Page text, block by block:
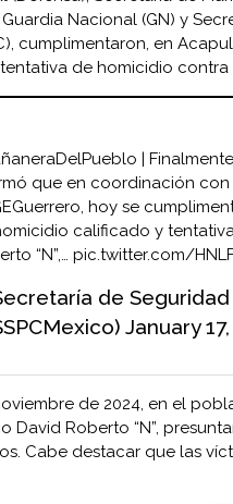
Guardia Nacional (GN) y
cumplimentaron, en
de homicidio contra
|
que en coordinación con
, hoy se
calificado y
“N”,… pic.twitter.com/
de
January
de 2024, en el
David Roberto “N”,
Cabe destacar que las